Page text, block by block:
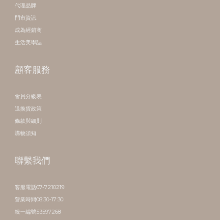
代理品牌
門市資訊
成為經銷商
生活美學誌
顧客服務
會員分級表
退換貨政策
條款與細則
購物須知
聯繫我們
客服電話07-7210219
營業時間08:30-17:30
統一編號53597268